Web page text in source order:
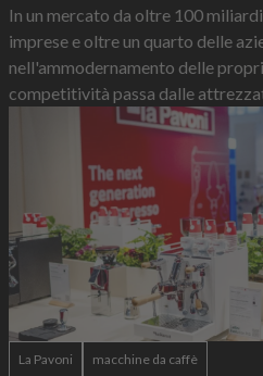
In un mercato da oltre 100
imprese e oltre un quarto delle
nell'ammodernamento delle
competitività passa dalle
La Pavoni macchine da caffè